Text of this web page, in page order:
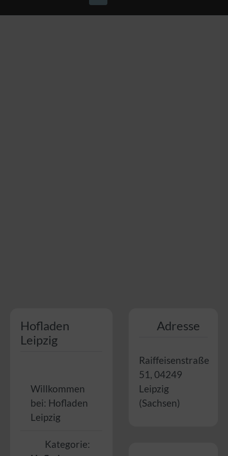
Hofladen
Leipzig
Willkommen
bei: Hofladen
Leipzig
Kategorie:
Adresse
Raiffeisenstraße
51, 04249
Leipzig
(Sachsen)